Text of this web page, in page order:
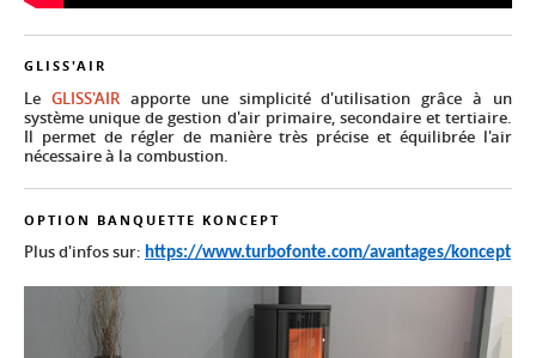
GLISS'AIR
Le GLISS'AIRapporte une simplicité d'utilisation grâce à un
système unique de gestion d'air primaire, secondaire et tertiaire.
Il permet de régler de manière très précise et équilibrée l'air
nécessaire à la combustion.
OPTION BANQUETTE KONCEPT
Plus d'infos sur: https://www.turbofonte.com/avantages/koncept